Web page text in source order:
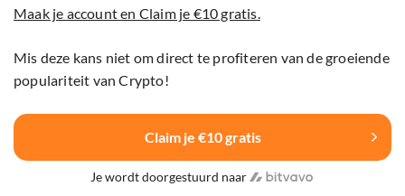
Maak je account en Claim je €10 gratis.
Mis deze kans niet om direct te profiteren van de groeiende
populariteit van Crypto!
Claim je €10 gratis
Je wordt doorgestuurd naar